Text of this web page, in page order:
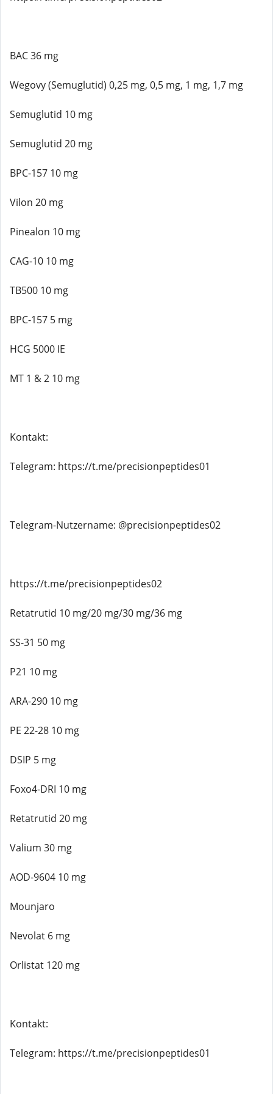
BAC 36 mg
Wegovy (Semuglutid) 0,25 mg, 0,5 mg, 1 mg, 1,7 mg
Semuglutid 10 mg
Semuglutid 20 mg
BPC-157 10 mg
Vilon 20 mg
Pinealon 10 mg
CAG-10 10 mg
TB500 10 mg
BPC-157 5 mg
HCG 5000 IE
MT 1 & 2 10 mg
Kontakt:
Telegram: https://t.me/precisionpeptides01
Telegram-Nutzername: @precisionpeptides02
https://t.me/precisionpeptides02
Retatrutid 10 mg/20 mg/30 mg/36 mg
SS-31 50 mg
P21 10 mg
ARA-290 10 mg
PE 22-28 10 mg
DSIP 5 mg
Foxo4-DRI 10 mg
Retatrutid 20 mg
Valium 30 mg
AOD-9604 10 mg
Mounjaro
Nevolat 6 mg
Orlistat 120 mg
Kontakt:
Telegram: https://t.me/precisionpeptides01